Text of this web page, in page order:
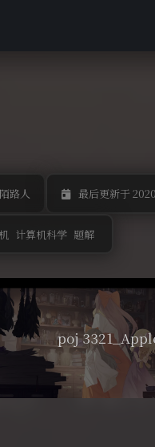
路人 最后更新于
计算机科学 题解
poj